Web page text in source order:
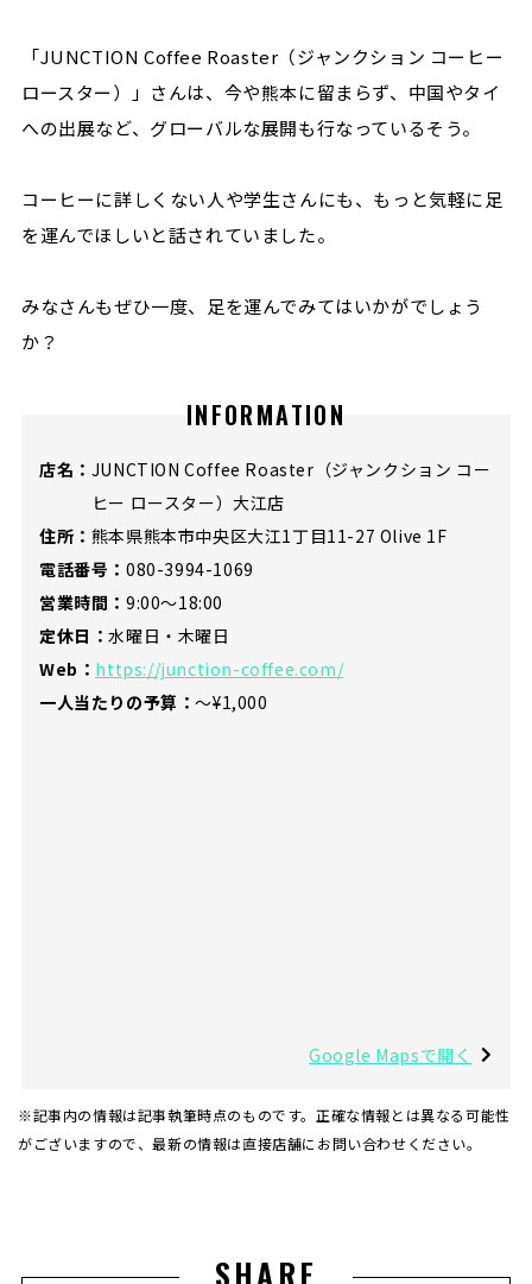
「JUNCTION Coffee Roaster（ジャンクション コーヒー
ロースター）」さんは、今や熊本に留まらず、中国やタイ
への出展など、グローバルな展開も行なっているそう。
コーヒーに詳しくない人や学生さんにも、もっと気軽に足
を運んでほしいと話されていました。
みなさんもぜひ一度、足を運んでみてはいかがでしょう
か？
INFORMATION
店名： JUNCTION Coffee Roaster（ジャンクション コー
ヒー ロースター）大江店
住所： 熊本県熊本市中央区大江1丁目11-27 Olive 1F
電話番号： 080-3994-1069
営業時間： 9:00〜18:00
定休日：水曜日・木曜日
Web： https://junction-coffee.com/
一人当たりの予算：〜¥1,000
Google Mapsで開く
※記事内の情報は記事執筆時点のものです。正確な情報とは異なる可能性
がございますので、最新の情報は直接店舗にお問い合わせください。
SHARE